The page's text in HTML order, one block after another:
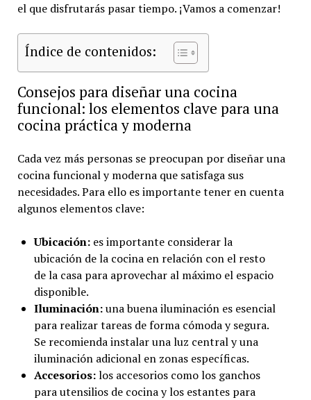
el que disfrutarás pasar tiempo. ¡Vamos a comenzar!
Índice de contenidos:
Consejos para diseñar una cocina
funcional: los elementos clave para una
cocina práctica y moderna
Cada vez más personas se preocupan por diseñar una
cocina funcional y moderna que satisfaga sus
necesidades. Para ello es importante tener en cuenta
algunos elementos clave:
Ubicación:es importante considerar la
ubicación de la cocina en relación con el resto
de la casa para aprovechar al máximo el espacio
disponible.
Iluminación:una buena iluminación es esencial
para realizar tareas de forma cómoda y segura.
Se recomienda instalar una luz central y una
iluminación adicional en zonas específicas.
Accesorios:los accesorios como los ganchos
para utensilios de cocina y los estantes para